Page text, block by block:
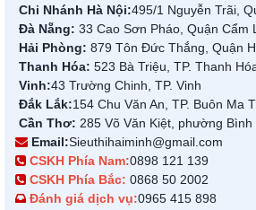
Chi Nhánh Hà Nội:495/1 Nguyễn Trãi,
Đà Nẵng: 33 Cao Sơn Pháo, Quận Cẩm
Hải Phòng: 879 Tôn Đức Thắng, Quận
Thanh Hóa: 523 Bà Triệu, TP. Thanh
Vinh:43 Trường Chinh, TP. Vinh
Đắk Lắk:154 Chu Văn An, TP. Buôn Ma
Cần Thơ: 285 Võ Văn Kiệt, phường Bình
Email:Sieuthihaiminh@gmail.com
CSKH Phía Nam:0898 121 139
CSKH Phía Bắc: 0868 50 2002
Đánh giá dịch vụ:0965 415 898